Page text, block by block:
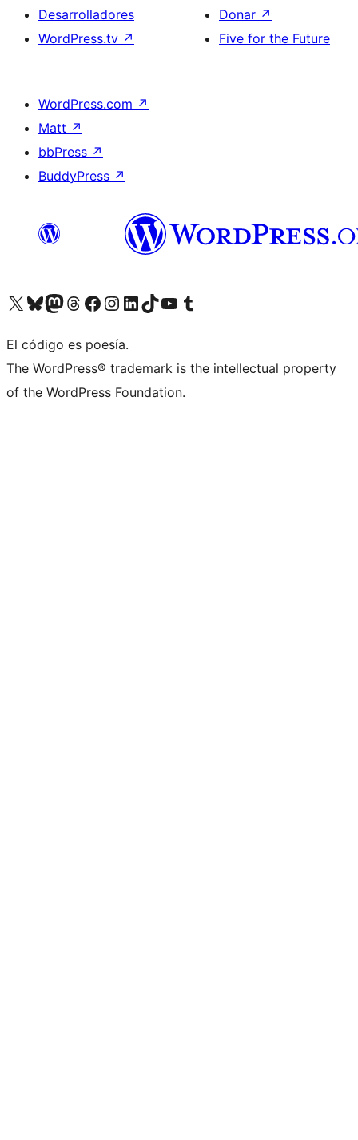
Desarrolladores
WordPress.tv ↗
Donar ↗
Five for the Future
WordPress.com ↗
Matt ↗
bbPress ↗
BuddyPress ↗
Visita nuestra cuenta de X (anteriormente Twitter)
Visita nuestra cuenta de Bluesky
Visita nuestra cuenta de Mastodon
Visita nuestra cuenta de Threads
Visita nuestra página de Facebook
Visita nuestra cuenta de Instagram
Visita nuestra cuenta de LinkedIn
Visita nuestra cuenta de TikTok
Visita nuestro canal de YouTube
Visita nuestra cuenta de Tumblr
El código es poesía.
The WordPress® trademark is the intellectual property
of the WordPress Foundation.